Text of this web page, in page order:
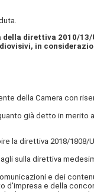
direttiva 2010/
in
della Camera con
già detto in merito
la direttiva 2018/1808/
sulla direttiva
e dei
d'impresa e della